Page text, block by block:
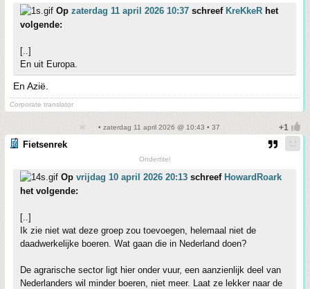
Op zaterdag 11 april 2026 10:37 schreef KreKkeR het
volgende:
[..]
En uit Europa.
En Azië.
Corporate translator
• zaterdag 11 april 2026 @ 10:43 • 37
Fietsenrek
Ondertitel
Op vrijdag 10 april 2026 20:13 schreef HowardRoark
het volgende:
[..]
Ik zie niet wat deze groep zou toevoegen, helemaal niet de
daadwerkelijke boeren. Wat gaan die in Nederland doen?
De agrarische sector ligt hier onder vuur, een aanzienlijk deel van
Nederlanders wil minder boeren, niet meer. Laat ze lekker naar de